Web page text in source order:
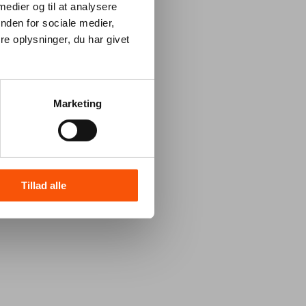
og til at analysere
for sociale medier,
oplysninger, du har givet
Marketing
Tillad alle